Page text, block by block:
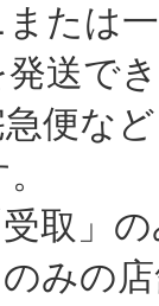
は一
送で
など
」の
の店